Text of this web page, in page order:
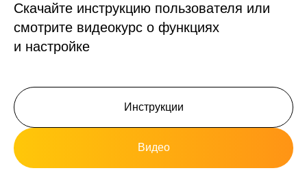
Скачайте инструкцию пользователя или
смотрите видеокурс о функциях
и настройке
Инструкции
Видео